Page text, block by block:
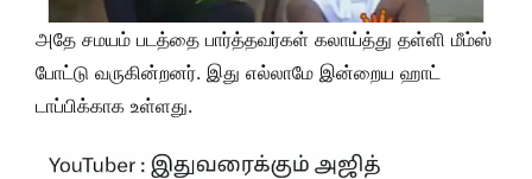
அதே சமயம் படத்தை பார்த்தவர்கள் கலாய்த்து தள்ளி மீம்ஸ்
போட்டு வருகின்றனர். இது எல்லாமே இன்றைய ஹாட்
டாப்பிக்காக உள்ளது.